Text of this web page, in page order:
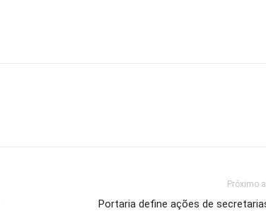
Próximo
Portaria define ações de